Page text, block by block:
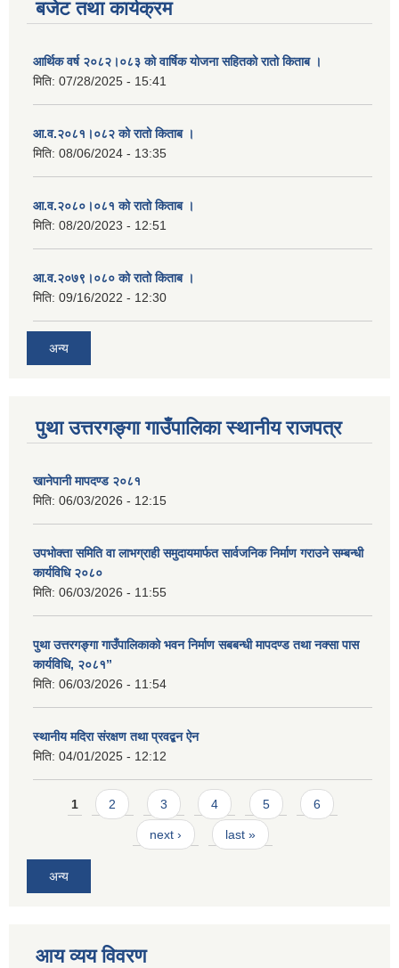
बजेट तथा कार्यक्रम
आर्थिक वर्ष २०८२।०८३ को वार्षिक योजना सहितको रातो किताब ।
मिति: 07/28/2025 - 15:41
आ.व.२०८१।०८२ को रातो किताब ।
मिति: 08/06/2024 - 13:35
आ.व.२०८०।०८१ को रातो किताब ।
मिति: 08/20/2023 - 12:51
आ.व.२०७९।०८० को रातो किताब ।
मिति: 09/16/2022 - 12:30
अन्य
पुथा उत्तरगङ्गा गाउँपालिका स्थानीय राजपत्र
खानेपानी मापदण्ड २०८१
मिति: 06/03/2026 - 12:15
उपभोक्ता समिति वा लाभग्राही समुदायमार्फत सार्वजनिक निर्माण गराउने सम्बन्धी
कार्यविधि २०८०
मिति: 06/03/2026 - 11:55
पुथा उत्तरगङ्गा गाउँपालिकाको भवन निर्माण सबबन्धी मापदण्ड तथा नक्सा पास
कार्यविधि, २०८१”
मिति: 06/03/2026 - 11:54
स्थानीय मदिरा संरक्षण तथा प्रवद्बन ऐन
मिति: 04/01/2025 - 12:12
Pages
1 2 3 4 5 6
next › last »
अन्य
आय व्यय विवरण